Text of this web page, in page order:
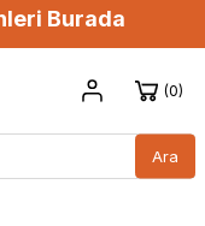
Burada
Ara
0